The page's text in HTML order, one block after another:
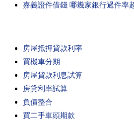
嘉義證件借錢 哪幾家銀行過件率
房屋抵押貸款利率
買機車分期
房屋貸款利息試算
房貸利率試算
負債整合
買二手車頭期款